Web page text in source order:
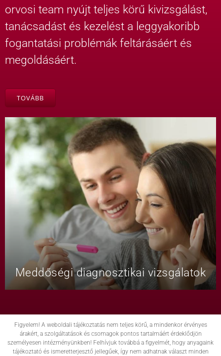
orvosi team nyújt teljes körű kivizsgálást,
tanácsadást és kezelést a leggyakoribb
fogantatási problémák feltárásáért és
megoldásáért.
TOVÁBB
Meddőségi diagnosztikai vizsgálatok
Figyelem! A weboldali tájékoztatás nem teljes körű, a mindenkor érvényes
árakért, a szolgáltatások és csomagok pontos tartalmáért érdeklődjön
személyesen intézményünkben! Felhívjuk továbbá a figyelmét, hogy anyagaink
tájékoztató és ismeretterjesztő jellegűek, így nem adhatnak választ minden